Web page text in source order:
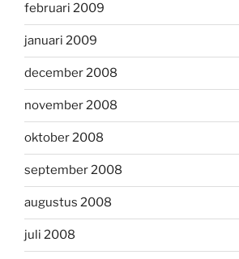
februari 2009
januari 2009
december 2008
november 2008
oktober 2008
september 2008
augustus 2008
juli 2008